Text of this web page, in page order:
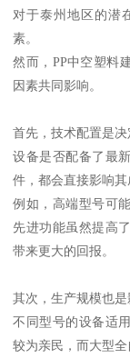
对于泰州地区的潜
素。
然而，PP中空塑料
因素共同影响。
首先，技术配置是决
设备是否配备了最
件，都会直接影响其
例如，高端型号可
先进功能虽然提高
带来更大的回报。
其次，生产规模也是
不同型号的设备适
较为亲民，而大型全